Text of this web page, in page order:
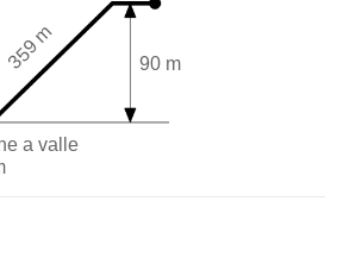
a valle
90 m
359 m